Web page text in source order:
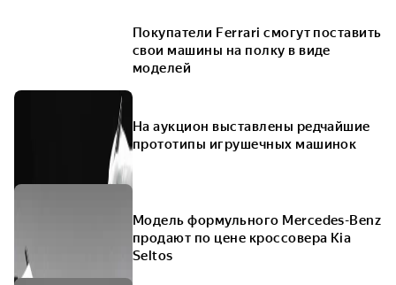
Покупатели Ferrari смогут поставить
свои машины на полку в виде
моделей
На аукцион выставлены редчайшие
прототипы игрушечных машинок
Модель формульного Mercedes-Benz
продают по цене кроссовера Kia
Seltos